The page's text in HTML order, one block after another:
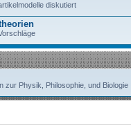
diskutiert
zur Physik, Philosophie, und Biologie